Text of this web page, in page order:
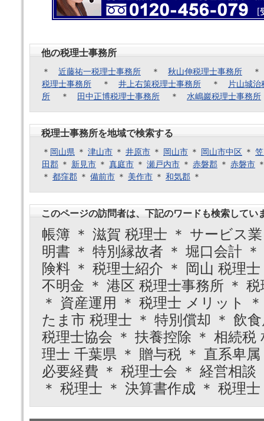
他の税理士事務所
＊ 近藤祐一税理士事務所 ＊ 秋山伸税理士事務所
税理士事務所 ＊ 井上右策税理士事務所 ＊
片山城治
所 ＊ 田中正博税理士事務所 ＊ 水嶋巖税理士事務所
税理士事務所を地域で検索する
＊ 岡山県 ＊ 津山市 ＊ 井原市 ＊ 岡山市 ＊ 岡山市中区 ＊
田郡 ＊ 新見市 ＊ 真庭市 ＊ 瀬戸内市 ＊ 赤磐郡 ＊ 赤磐市
＊ 都窪郡 ＊ 備前市 ＊ 美作市 ＊ 和気郡 ＊
このページの訪問者は、下記のワードも検索してい
帳簿 ＊ 滋賀 税理士 ＊ サービス
明書 ＊ 特別縁故者 ＊ 堀口会計
険料 ＊ 税理士紹介 ＊ 岡山 税理
不明金 ＊ 港区 税理士事務所 ＊
＊ 資産運用 ＊ 税理士 メリット
たま市 税理士 ＊ 特別償却 ＊ 飲
税理士協会 ＊ 扶養控除 ＊ 相続税
理士 千葉県 ＊ 贈与税 ＊ 直系卑
必要経費 ＊ 税理士会 ＊ 経営相談
＊ 税理士 ＊ 決算書作成 ＊ 税理